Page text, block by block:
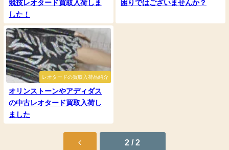
競技レオタード買取入荷しま
した！
困りではございませんか？
レオタードの買取入荷品紹介
オリンストーンやアディダス
の中古レオタード買取入荷し
ました
2 / 2